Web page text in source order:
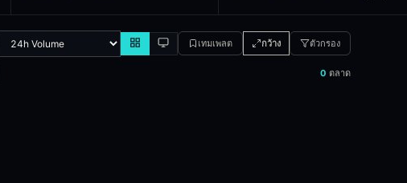
you can compare odds and find arbitrage opportunities.
เทมเพลต กว้าง ตัวกรอง
0 ตลาด